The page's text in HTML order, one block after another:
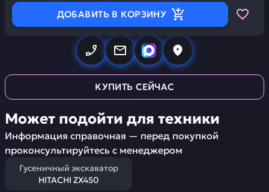
ДОБАВИТЬ В КОРЗИНУ
КУПИТЬ СЕЙЧАС
Может подойти для техники
Информация справочная — перед покупкой
проконсультируйтесь с менеджером
Гусеничный экскаватор
HITACHI ZX450